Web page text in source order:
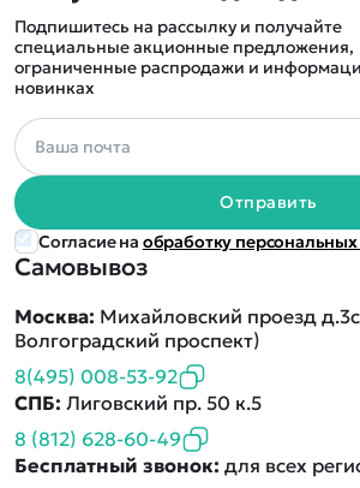
Самовывоз
Москва: Михайловский проезд
Волгоградский проспект)
8(495) 008-53-92
СПБ: Лиговский пр. 50 к.5
8 (812) 628-60-49
Бесплатный звонок: для всех
Подпишитесь на рассылку и получайте
специальные акционные предложения,
ограниченные распродажи и
новинках
Отправить
Согласие на обработку